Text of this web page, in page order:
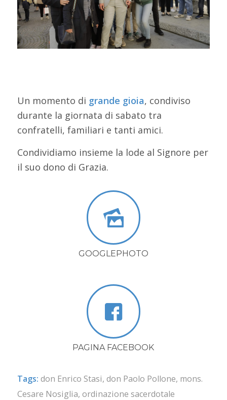
Un momento di grande gioia, condiviso
durante la giornata di sabato tra
confratelli, familiari e tanti amici.
Condividiamo insieme la lode al Signore per
il suo dono di Grazia.
GOOGLEPHOTO
PAGINA FACEBOOK
Tags: don Enrico Stasi, don Paolo Pollone, mons.
Cesare Nosiglia, ordinazione sacerdotale